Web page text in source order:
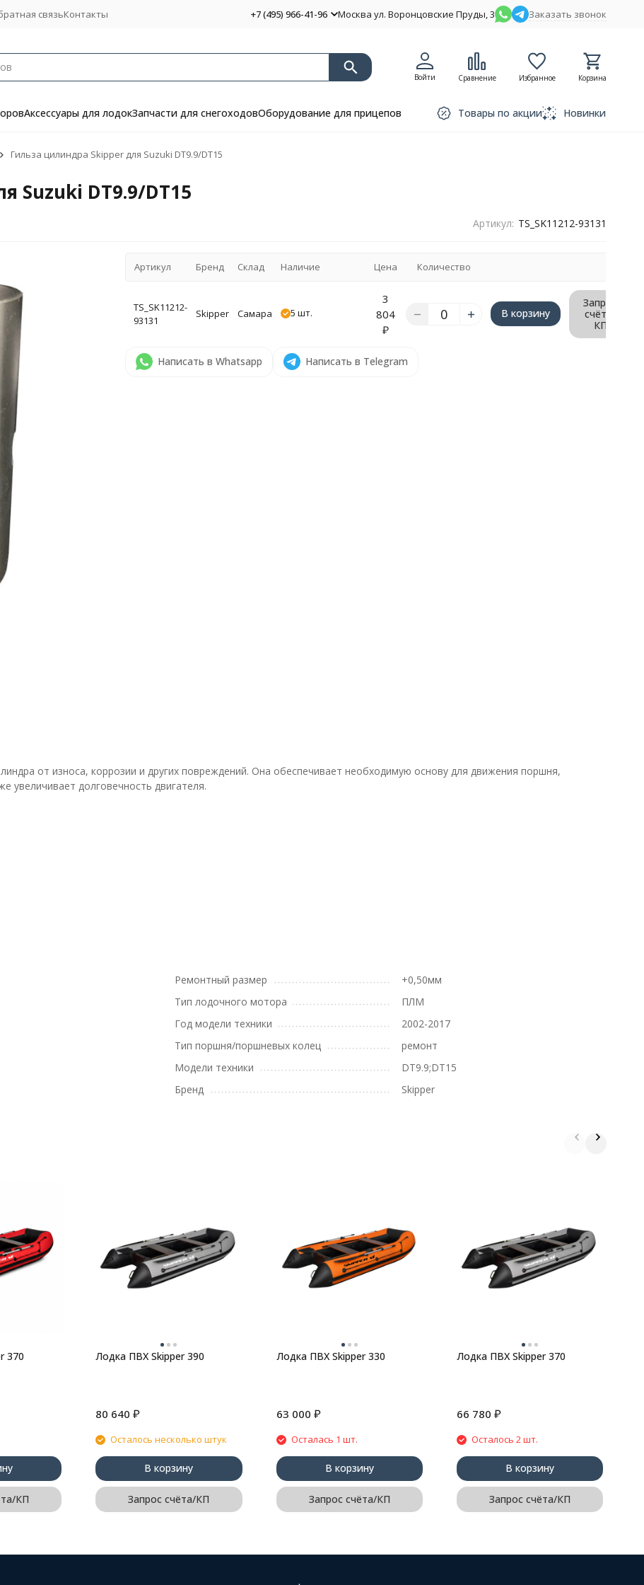
связьКонтакты +7 (495) 966-41-96 Москва ул. Воронцовские Пруды, 3 Заказать звонок
Войти Сравнение Избранное Корзина
Аксессуары для лодокЗапчасти для снегоходовОборудование для прицепов Товары по акции Новинки
Гильза цилиндра Skipper для Suzuki DT9.9/DT15
Suzuki DT9.9/DT15
Артикул: TS_SK11212-93131
Артикул Бренд Склад Наличие Цена Количество
TS_SK11212-
93131
Skipper Самара 5 шт.
3
804
₽
В корзину
Запрос
счёта/
КП
Написать в Whatsapp Написать в Telegram
от износа, коррозии и других повреждений. Она обеспечивает необходимую основу для движения поршня,
увеличивает долговечность двигателя.
Ремонтный размер
+0,50мм
Тип лодочного мотора
ПЛМ
Год модели техники
2002-2017
Тип поршня/поршневых колец
ремонт
Модели техники
DT9.9;DT15
Бренд
Skipper
370
КП
Лодка ПВХ Skipper 390
80 640 ₽
Осталось несколько штук
В корзину
Запрос счёта/КП
Лодка ПВХ Skipper 330
63 000 ₽
Осталась 1 шт.
В корзину
Запрос счёта/КП
Лодка ПВХ Skipper 370
66 780 ₽
Осталось 2 шт.
В корзину
Запрос счёта/КП